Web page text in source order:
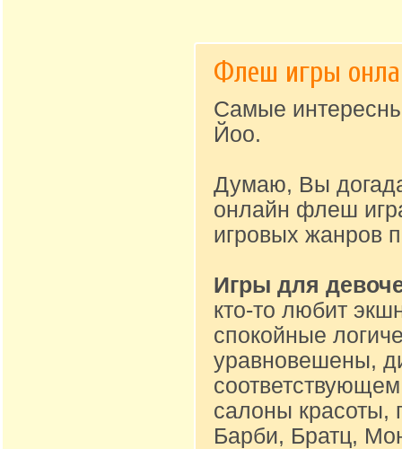
Флеш игры
Самые
Йоо.
Думаю, Вы
онлайн флеш
игровых жанров
Игры для
кто-то любит
спокойные
уравновешены,
салоны красоты,
Барби, Братц,